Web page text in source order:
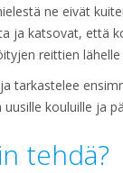
ne eivät
ja katsovat, että
reittien
tarkastelee
kouluille ja
tehdä?